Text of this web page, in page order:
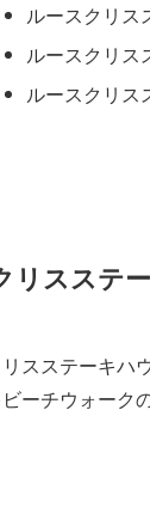
ルースクリス
ルースクリス
ルースクリス
リスステ
スステーキハ
ーチウォーク